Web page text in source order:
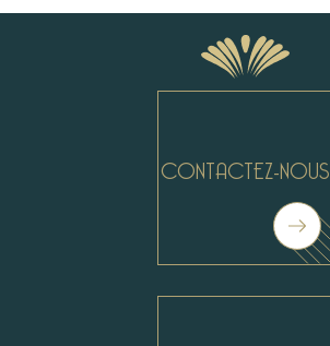
CONTACTEZ-NOUS